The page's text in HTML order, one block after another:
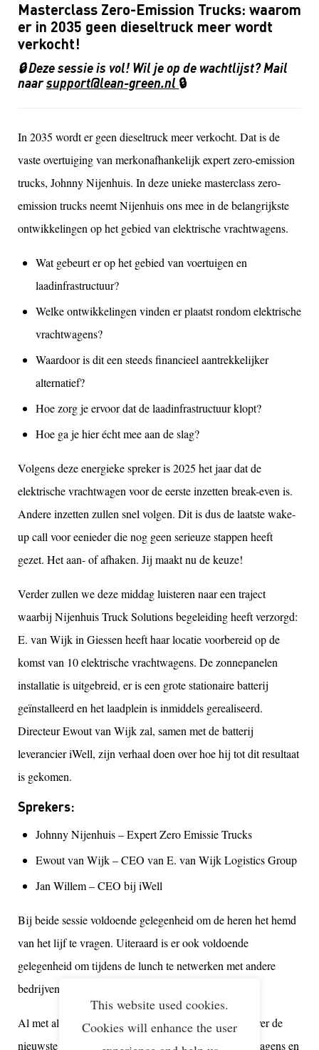
Masterclass Zero-Emission Trucks: waarom
er in 2035 geen dieseltruck meer wordt
verkocht!
🔒 Deze sessie is vol! Wil je op de wachtlijst? Mail
naarsupport@lean-green.nl 🔒
In 2035 wordt er geen dieseltruck meer verkocht. Dat is de
vaste overtuiging van merkonafhankelijk expert zero-emission
trucks, Johnny Nijenhuis. In deze unieke masterclass zero-
emission trucks neemt Nijenhuis ons mee in de belangrijkste
ontwikkelingen op het gebied van elektrische vrachtwagens.
Wat gebeurt er op het gebied van voertuigen en
laadinfrastructuur?
Welke ontwikkelingen vinden er plaatst rondom elektrische
vrachtwagens?
Waardoor is dit een steeds financieel aantrekkelijker
alternatief?
Hoe zorg je ervoor dat de laadinfrastructuur klopt?
Hoe ga je hier écht mee aan de slag?
Volgens deze energieke spreker is 2025 het jaar dat de
elektrische vrachtwagen voor de eerste inzetten break-even is.
Andere inzetten zullen snel volgen. Dit is dus de laatste wake-
up call voor eenieder die nog geen serieuze stappen heeft
gezet. Het aan- of afhaken. Jij maakt nu de keuze!
Verder zullen we deze middag luisteren naar een traject
waarbij Nijenhuis Truck Solutions begeleiding heeft verzorgd:
E. van Wijk in Giessen heeft haar locatie voorbereid op de
komst van 10 elektrische vrachtwagens. De zonnepanelen
installatie is uitgebreid, er is een grote stationaire batterij
geïnstalleerd en het laadplein is inmiddels gerealiseerd.
Directeur Ewout van Wijk zal, samen met de batterij
leverancier iWell, zijn verhaal doen over hoe hij tot dit resultaat
is gekomen.
Sprekers:
Johnny Nijenhuis – Expert Zero Emissie Trucks
Ewout van Wijk – CEO van E. van Wijk Logistics Group
Jan Willem – CEO bij iWell
Bij beide sessie voldoende gelegenheid om de heren het hemd
van het lijf te vragen. Uiteraard is er ook voldoende
gelegenheid om tijdens de lunch te netwerken met andere
bedrijven die voor dezelfde uitdaging staan.
Al met al een unieke kans om je te laten informeren over de
nieuwste stand van zaken rondom elektrische vrachtwagens en
This website used cookies.
Cookies will enhance the user